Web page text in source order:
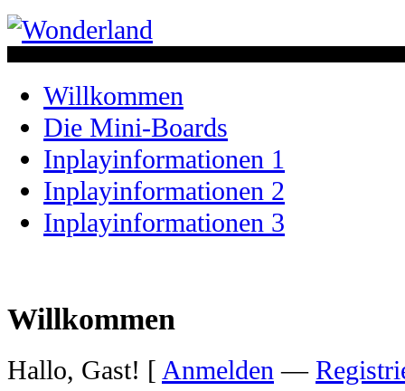
Willkommen
Die Mini-Boards
Inplayinformationen 1
Inplayinformationen 2
Inplayinformationen 3
Willkommen
Hallo, Gast! [ Anmelden —